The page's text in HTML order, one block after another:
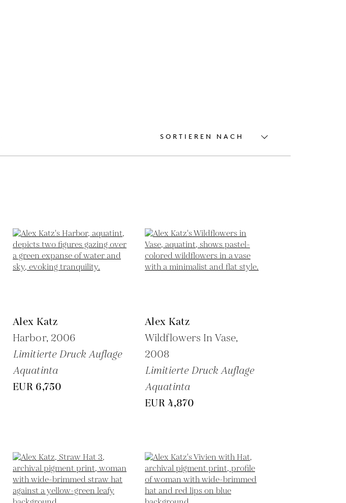
SORTIEREN NACH
Alex Katz
Harbor, 2006
Limitierte Druck Auflage
Aquatinta
EUR 6,750
Alex Katz
Wildflowers In Vase,
2008
Limitierte Druck Auflage
Aquatinta
EUR 4,870